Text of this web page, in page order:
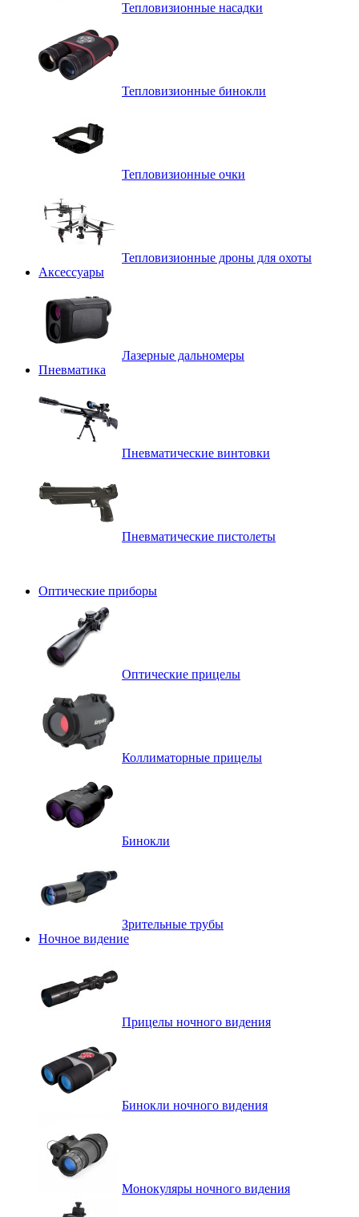
Тепловизионные насадки
Тепловизионные бинокли
Тепловизионные очки
Тепловизионные дроны для охоты
Аксессуары
Лазерные дальномеры
Пневматика
Пневматические винтовки
Пневматические пистолеты
Оптические приборы
Оптические прицелы
Коллиматорные прицелы
Бинокли
Зрительные трубы
Ночное видение
Прицелы ночного видения
Бинокли ночного видения
Монокуляры ночного видения